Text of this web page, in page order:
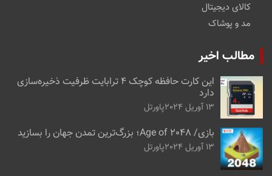
کالای دیجیتال
مد و پوشاک
مطالب اخیر
این کارت حافظه کوچک ۴ ترابایت ظرفیت ذخیره‌سازی
دارد
13 آوریل 2024 پاورتل
بازی/ Age of 2048؛ بزرگ‌ترین تمدن جهان را بسازید
13 آوریل 2024 پاورتل